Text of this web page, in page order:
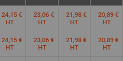
24,15 €
HT
23,06 €
HT
21,98 €
HT
20,89 €
HT
24,15 €
HT
23,06 €
HT
21,98 €
HT
20,89 €
HT